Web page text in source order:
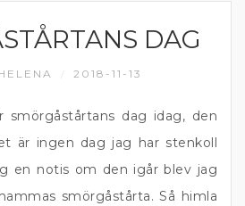
DAG
2018-11-13
dag idag, den
är ingen dag jag har stenkoll
en notis om den igår blev jag
smörgåstårta. Så himla